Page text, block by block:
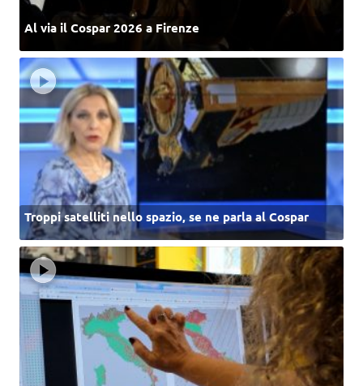
Al via il Cospar 2026 a Firenze
Troppi satelliti nello spazio, se ne parla al Cospar